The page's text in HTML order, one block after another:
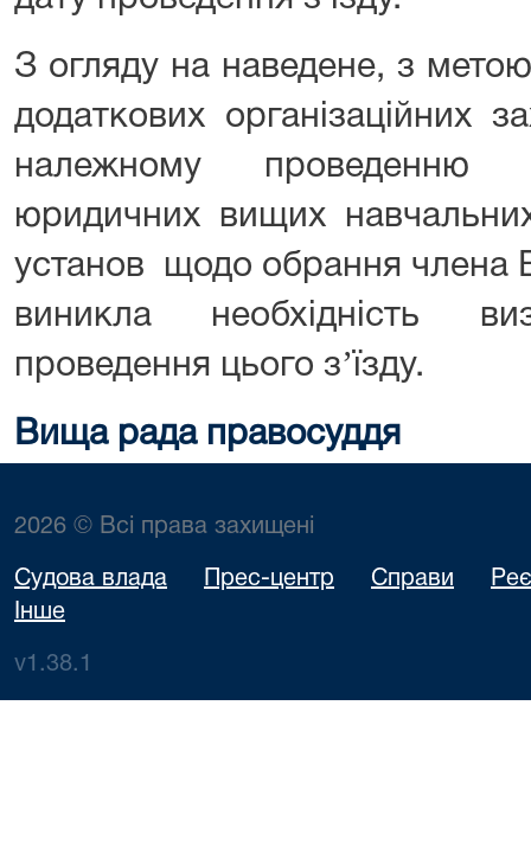
З огляду на наведене, з
додаткових організаційних
належному проведенню
юридичних вищих
установ щодо обрання члена
виникла необхідність
проведення цього зʼїзду.
Вища рада правосуддя
2026 © Всі права захищені
Судова влада Прес-центр Справи
Інше
v1.38.1